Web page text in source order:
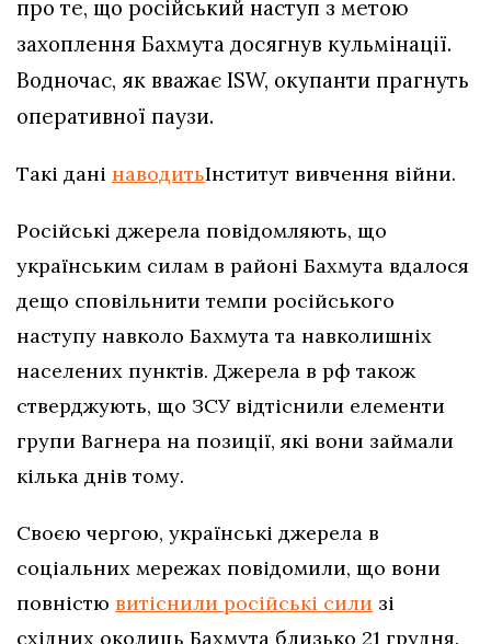
про те, що російський наступ з метою
захоплення Бахмута досягнув кульмінації.
Водночас, як вважає ISW, окупанти прагнуть
оперативної паузи.
Такі дані наводитьІнститут вивчення війни.
Російські джерела повідомляють, що
українським силам в районі Бахмута вдалося
дещо сповільнити темпи російського
наступу навколо Бахмута та навколишніх
населених пунктів. Джерела в рф також
стверджують, що ЗСУ відтіснили елементи
групи Вагнера на позиції, які вони займали
кілька днів тому.
Своєю чергою, українські джерела в
соціальних мережах повідомили, що вони
повністю витіснили російські сили зі
східних околиць Бахмута близько 21 грудня.